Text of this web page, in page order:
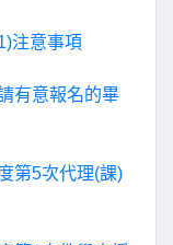
注意事項
有意報名的畢
第5次代理(課)